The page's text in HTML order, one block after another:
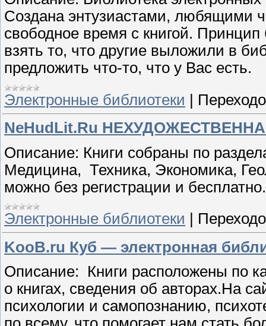
Создана энтузиастами, любящими
свободное время с книгой.
взять то, что другие выложили в
предложить что-то, что у Вас есть.
Электронные библиотеки |
NeHudLit.Ru
Описание: Книги собраны по
Медицина, Техника, Экономика,
можно без регистрации и бесплатно.
Электронные библиотеки
KooB.ru Куб — электронная
Описание:
Книги расположены по
о книгах, сведения об авторах.На
психологии и самопознанию,